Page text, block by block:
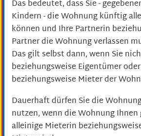
Das bedeutet, dass Sie -
Kindern - die Wohnung künftig
können und Ihre Partnerin
Partner die Wohnung verlassen
Das gilt selbst dann, wenn Sie
beziehungsweise Eigentümer
beziehungsweise Mieter der
Dauerhaft dürfen Sie die
nutzen, wenn die Wohnung
alleinige Mieterin